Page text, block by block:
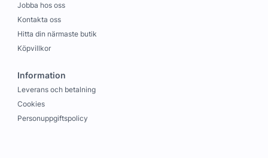
Jobba hos oss
Kontakta oss
Hitta din närmaste butik
Köpvillkor
Information
Leverans och betalning
Cookies
Personuppgiftspolicy